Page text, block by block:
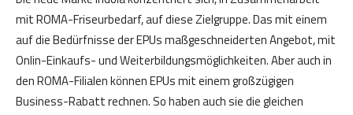
mit ROMA-Friseurbedarf, auf diese Zielgruppe. Das mit einem
auf die Bedürfnisse der EPUs maßgeschneiderten Angebot, mit
Onlin-Einkaufs- und Weiterbildungsmöglichkeiten. Aber auch in
den ROMA-Filialen können EPUs mit einem großzügigen
Business-Rabatt rechnen. So haben auch sie die gleichen